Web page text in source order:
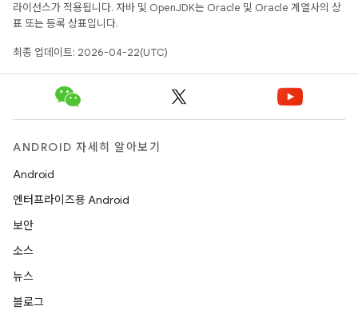
라이선스가 적용됩니다. 자바 및 OpenJDK는 Oracle 및 Oracle 계열사의 상
표 또는 등록 상표입니다.
최종 업데이트: 2026-04-22(UTC)
ANDROID 자세히 알아보기
Android
엔터프라이즈용 Android
보안
소스
뉴스
블로그